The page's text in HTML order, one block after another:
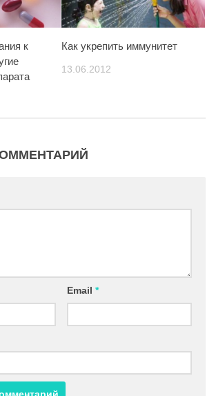
к
Как укрепить иммунитет
13.06.2012
Email *